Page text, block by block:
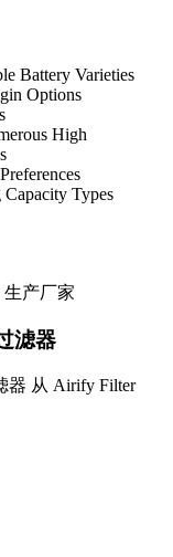
Battery Varieties
Options
High
Types
滤器
器 从 Airify Filter